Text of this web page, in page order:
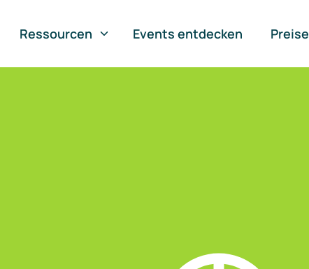
Ressourcen Events entdecken Preise